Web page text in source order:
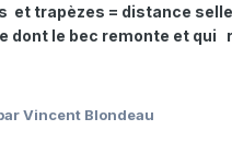
et trapèzes = distance
dont le bec remonte et qui
Vincent Blondeau